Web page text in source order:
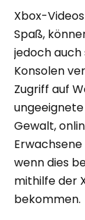
Xbox-
Spaß,
jedoch auch
Konsolen
Zugriff auf
Gewalt,
wenn dies
mithilfe der
bekommen.